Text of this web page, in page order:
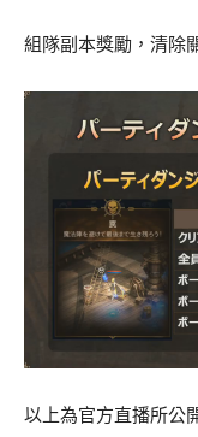
組隊副本獎勵，清除
以上為官方直播所公